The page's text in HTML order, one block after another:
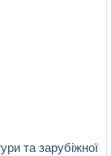
та зарубіжної